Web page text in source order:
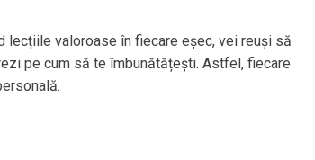
lecțiile valoroase în fiecare eșec, vei reuși să
pe cum să te îmbunătățești. Astfel, fiecare